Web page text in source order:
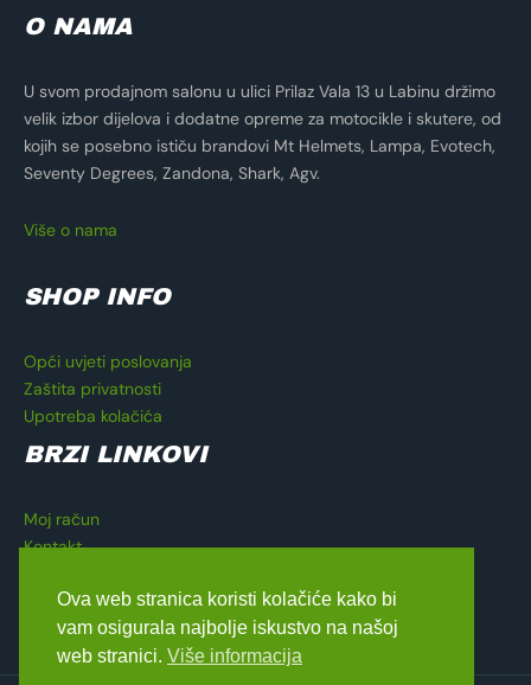
O NAMA
U svom prodajnom salonu u ulici Prilaz Vala 13 u Labinu držimo
velik izbor dijelova i dodatne opreme za motocikle i skutere, od
kojih se posebno ističu brandovi Mt Helmets, Lampa, Evotech,
Seventy Degrees, Zandona, Shark, Agv.
Više o nama
SHOP INFO
Opći uvjeti poslovanja
Zaštita privatnosti
Upotreba kolačića
BRZI LINKOVI
Moj račun
Kontakt
Blagajna
Ova web stranica koristi kolačiće kako bi
vam osigurala najbolje iskustvo na našoj
web stranici. Više informacija